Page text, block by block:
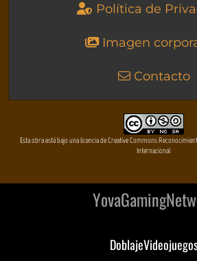
Política de
Imagen
Contacto
Esta obra está bajo una licencia de Creative Commons
Internacional